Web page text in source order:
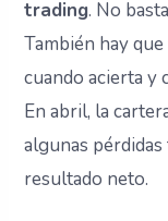
trading. No
También hay
cuando acierta y
En abril, la
algunas
resultado neto.